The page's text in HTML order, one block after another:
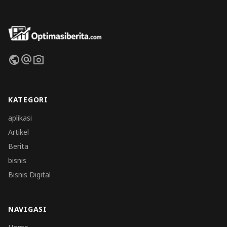
publicalternate_emailphoto_camera
KATEGORI
aplikasi
Artikel
Berita
bisnis
Bisnis Digital
NAVIGASI